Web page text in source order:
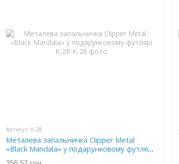
Артикул: K-28
Металева запальничка Clipper Metal
«Black Mandala» у подарунковому футлярі
K-28